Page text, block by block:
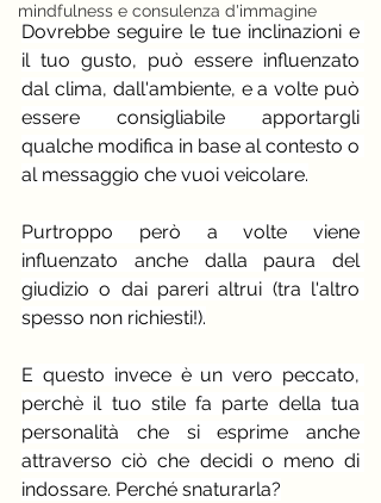
mindfulness e consulenza d'immagine
Dovrebbe seguire le tue inclinazioni e
il tuo gusto, può essere influenzato
dal clima, dall'ambiente, e a volte può
essere consigliabile apportargli
qualche modifica in base al contesto o
al messaggio che vuoi veicolare.
Purtroppo però a volte viene
influenzato anche dalla paura del
giudizio o dai pareri altrui (tra l'altro
spesso non richiesti!).
E questo invece è un vero peccato,
perchè il tuo stile fa parte della tua
personalità che si esprime anche
attraverso ciò che decidi o meno di
indossare. Perché snaturarla?